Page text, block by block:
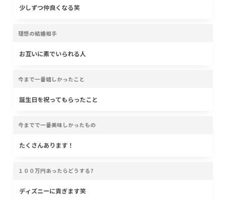
少しずつ仲良くなる笑
理想の結婚相手
お互いに素でいられる人
今まで一番嬉しかったこと
誕生日を祝ってもらったこと
今までで一番美味しかったもの
たくさんあります！
１００万円あったらどうする?
ディズニーに貢ぎます笑